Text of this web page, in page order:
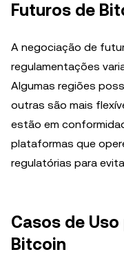
Futuros de
A negociação de
regulamentações
Algumas regiões
outras são mais
estão em
plataformas que
regulatórias para
Casos de
Bitcoin